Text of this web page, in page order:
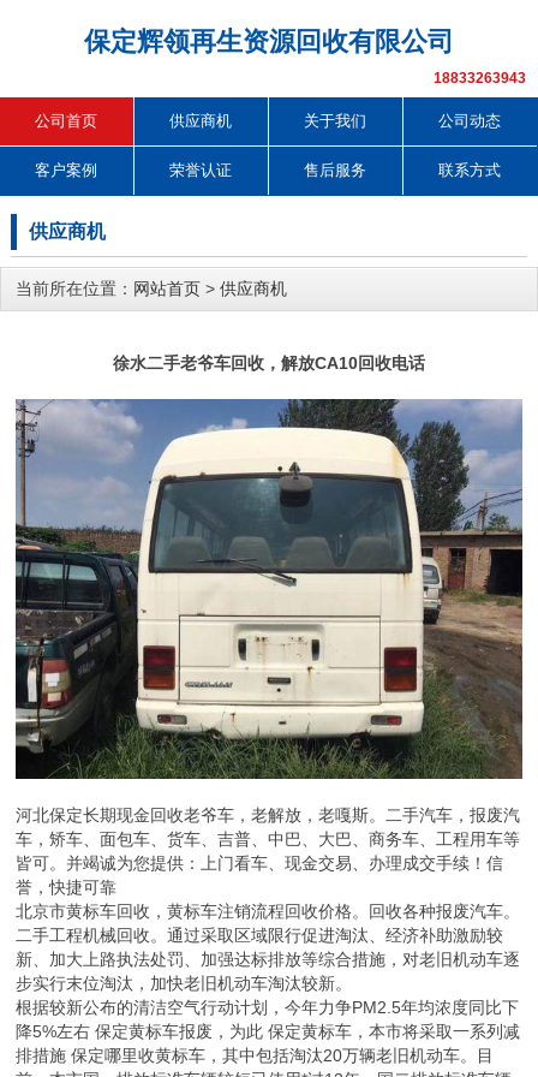
保定辉领再生资源回收有限公司
18833263943
公司首页 供应商机 关于我们 公司动态
客户案例 荣誉认证 售后服务 联系方式
供应商机
当前所在位置： 网站首页 > 供应商机
徐水二手老爷车回收，解放CA10回收电话
河北保定长期现金回收老爷车，老解放，老嘎斯。二手汽车，报废汽
车，矫车、面包车、货车、吉普、中巴、大巴、商务车、工程用车等
皆可。并竭诚为您提供：上门看车、现金交易、办理成交手续！信
誉，快捷可靠
北京市黄标车回收，黄标车注销流程回收价格。回收各种报废汽车。
二手工程机械回收。通过采取区域限行促进淘汰、经济补助激励较
新、加大上路执法处罚、加强达标排放等综合措施，对老旧机动车逐
步实行末位淘汰，加快老旧机动车淘汰较新。
根据较新公布的清洁空气行动计划，今年力争PM2.5年均浓度同比下
降5%左右 保定黄标车报废，为此 保定黄标车，本市将采取一系列减
排措施 保定哪里收黄标车，其中包括淘汰20万辆老旧机动车。目